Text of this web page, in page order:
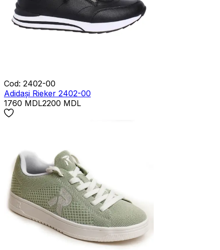
Cod: 2402-00
Adidași Rieker 2402-00
1760 MDL2200 MDL